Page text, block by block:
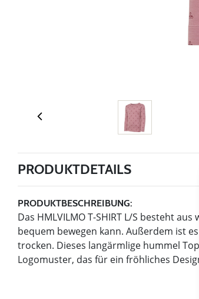
PRODUKTDETAILS
PRODUKTBESCHREIBUNG:
Das HMLVILMO T-SHIRT L/S besteht
bequem bewegen kann. Außerdem ist
trocken. Dieses langärmlige hummel
Logomuster, das für ein fröhliches